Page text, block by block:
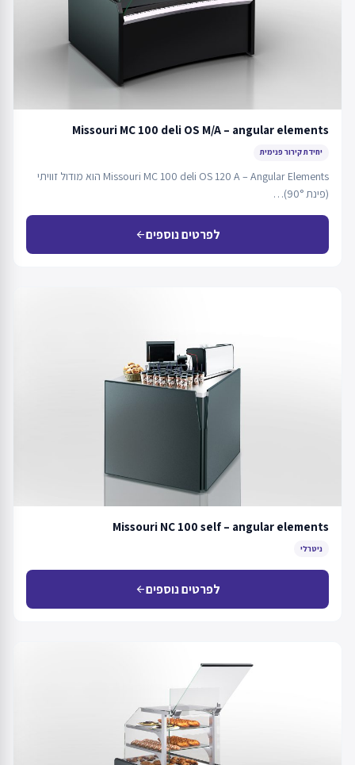
Missouri MC 100 deli OS M/A – angular elements
יחידת קירור פנימית
Missouri MC 100 deli OS 120 A – Angular Elements הוא מודול זוויתי
(פינת 90°)…
לפרטים נוספיםarrow_back
Missouri NC 100 self – angular elements
ניטרלי
לפרטים נוספיםarrow_back